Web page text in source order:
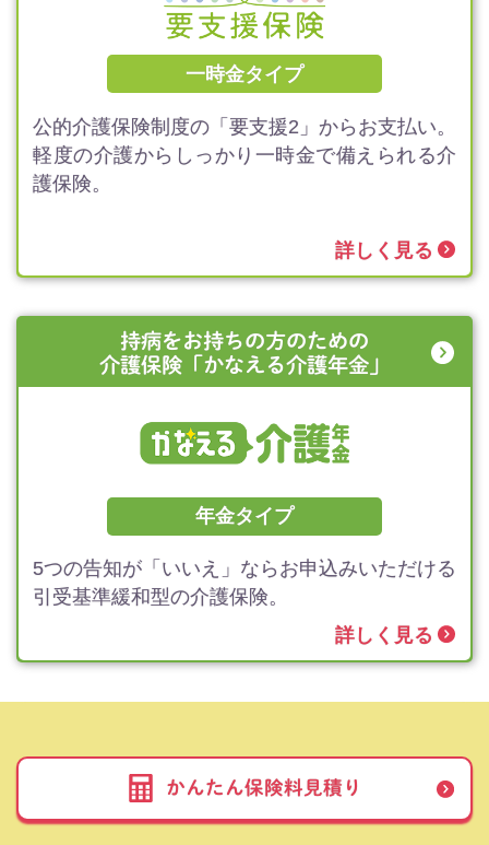
一時金タイプ
公的介護保険制度の「要支援2」からお支払い。
軽度の介護からしっかり一時金で備えられる介
護保険。
詳しく見る
持病をお持ちの方のための
介護保険「かなえる介護年金」
年金タイプ
5つの告知が「いいえ」ならお申込みいただける
引受基準緩和型の介護保険。
詳しく見る
かんたん保険料見積り